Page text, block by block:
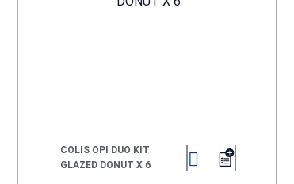
COLIS OPI DUO KIT
GLAZED DONUT X 6
